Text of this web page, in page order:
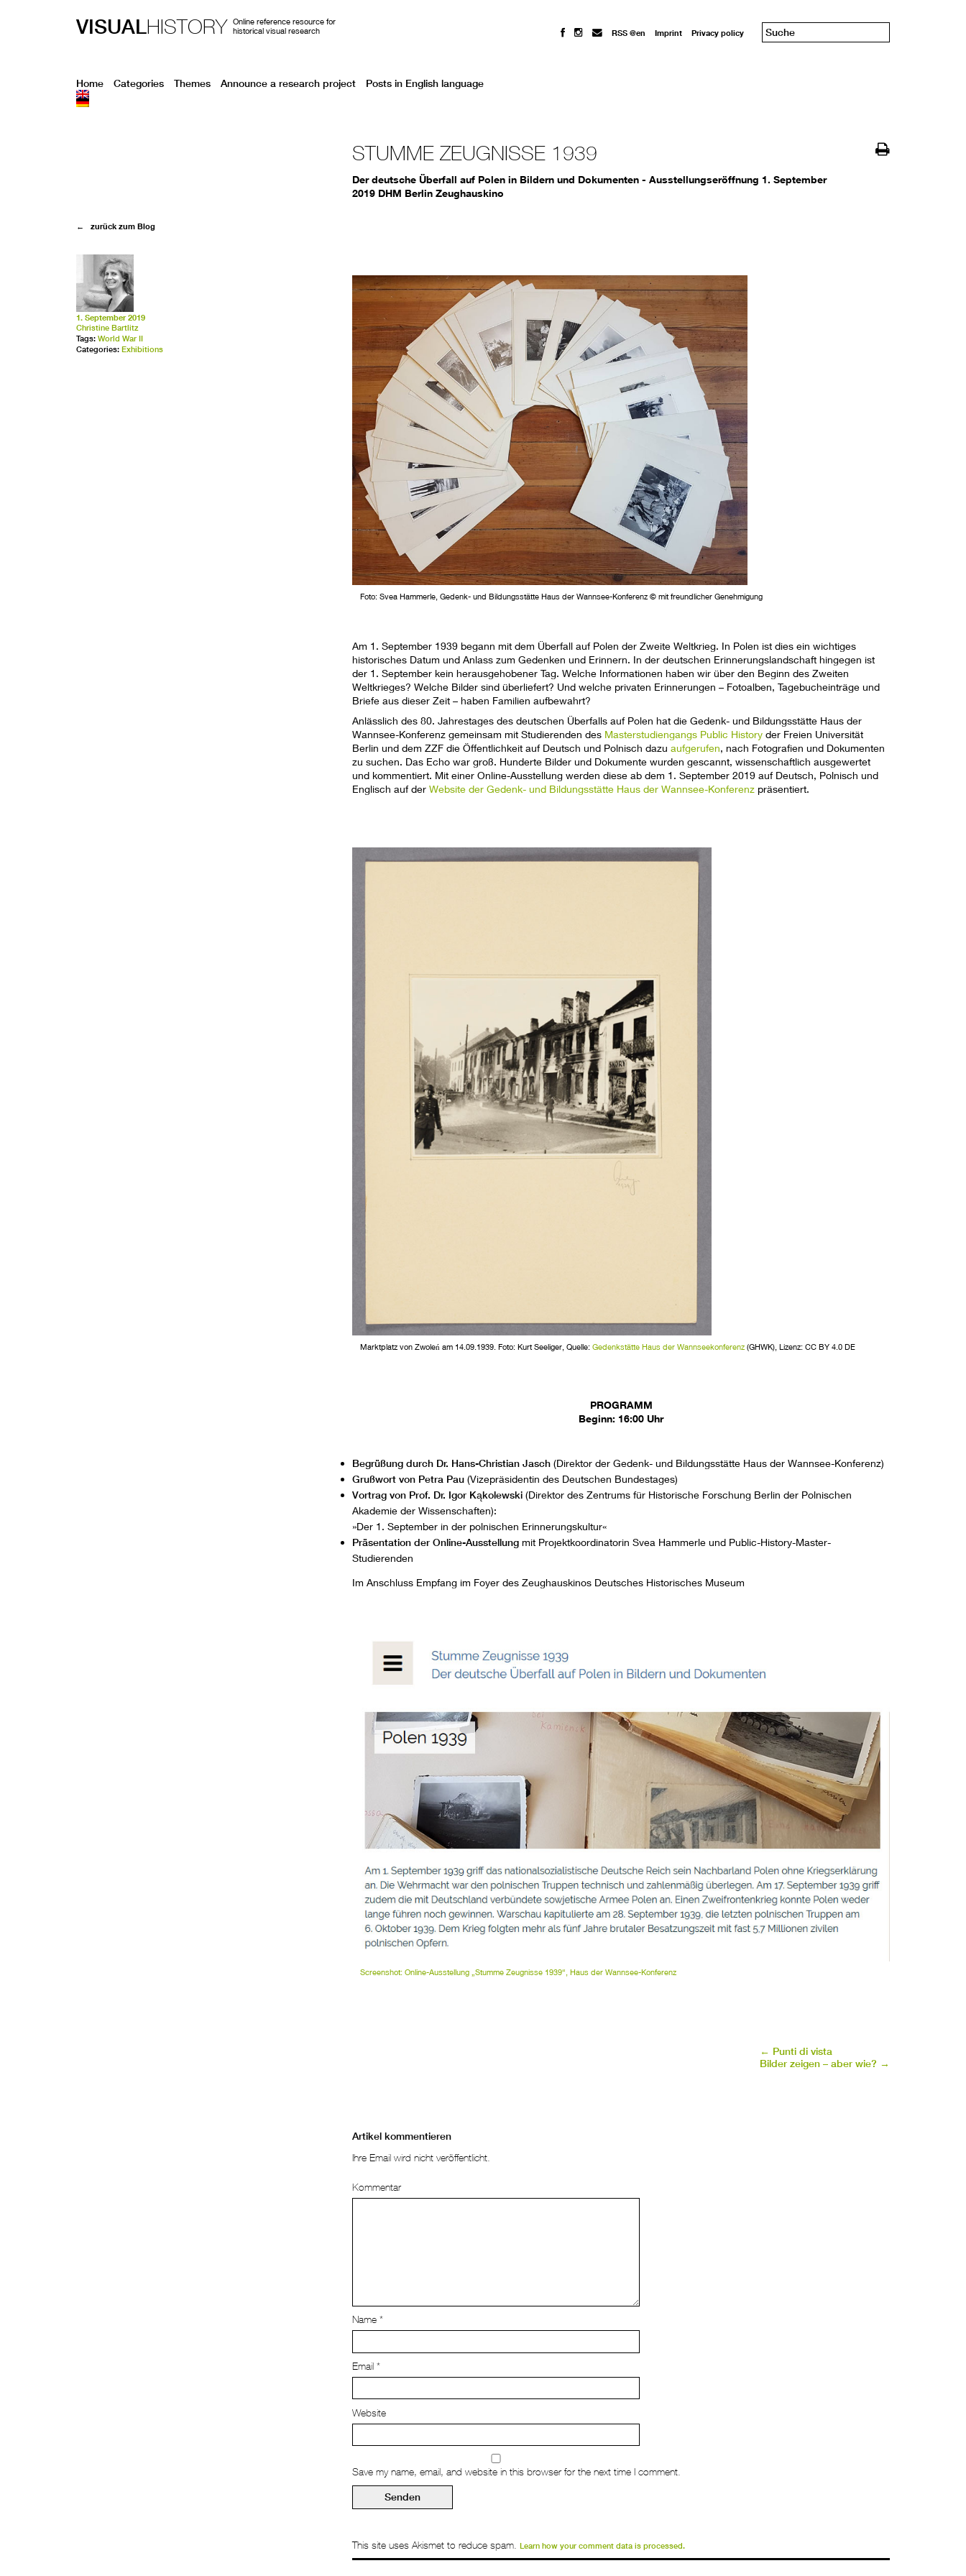
VISUALHISTORY
Online reference resource for
historical visual research
RSS @en Imprint Privacy policy
Home Categories Themes Announce a research project Posts in English language
STUMME ZEUGNISSE 1939
Der deutsche Überfall auf Polen in Bildern und Dokumenten - Ausstellungseröffnung 1. September
2019 DHM Berlin Zeughauskino
Foto: Svea Hammerle, Gedenk- und Bildungsstätte Haus der Wannsee-Konferenz © mit freundlicher Genehmigung
Am 1. September 1939 begann mit dem Überfall auf Polen der Zweite Weltkrieg. In Polen ist dies ein wichtiges
historisches Datum und Anlass zum Gedenken und Erinnern. In der deutschen Erinnerungslandschaft hingegen ist
der 1. September kein herausgehobener Tag. Welche Informationen haben wir über den Beginn des Zweiten
Weltkrieges? Welche Bilder sind überliefert? Und welche privaten Erinnerungen – Fotoalben, Tagebucheinträge und
Briefe aus dieser Zeit – haben Familien aufbewahrt?
Anlässlich des 80. Jahrestages des deutschen Überfalls auf Polen hat die Gedenk- und Bildungsstätte Haus der
Wannsee-Konferenz gemeinsam mit Studierenden des Masterstudiengangs Public History der Freien Universität
Berlin und dem ZZF die Öffentlichkeit auf Deutsch und Polnisch dazuaufgerufen, nach Fotografien und Dokumenten
zu suchen. Das Echo war groß. Hunderte Bilder und Dokumente wurden gescannt, wissenschaftlich ausgewertet
und kommentiert. Mit einer Online-Ausstellung werden diese ab dem 1. September 2019 auf Deutsch, Polnisch und
Englisch auf derWebsite der Gedenk- und Bildungsstätte Haus der Wannsee-Konferenz präsentiert.
Marktplatz von Zwoleń am 14.09.1939. Foto: Kurt Seeliger, Quelle: Gedenkstätte Haus der Wannseekonferenz(GHWK), Lizenz: CC BY 4.0 DE
PROGRAMM
Beginn: 16:00 Uhr
Begrüßung durch Dr. Hans-Christian Jasch (Direktor der Gedenk- und Bildungsstätte Haus der Wannsee-Konferenz)
Grußwort von Petra Pau (Vizepräsidentin des Deutschen Bundestages)
Vortrag von Prof. Dr. Igor Kąkolewski (Direktor des Zentrums für Historische Forschung Berlin der Polnischen
Akademie der Wissenschaften):
»Der 1. September in der polnischen Erinnerungskultur«
Präsentation der Online-Ausstellung mit Projektkoordinatorin Svea Hammerle und Public-History-Master-
Studierenden
Im Anschluss Empfang im Foyer des Zeughauskinos Deutsches Historisches Museum
Screenshot: Online-Ausstellung „Stumme Zeugnisse 1939“, Haus der Wannsee-Konferenz
← zurück zum Blog
1. September 2019
Christine Bartlitz
Tags: World War II
Categories: Exhibitions
← Punti di vista
Bilder zeigen – aber wie? →
Artikel kommentieren
Ihre Email wird nicht veröffentlicht.
Kommentar
Name*
Email*
Website
Save my name, email, and website in this browser for the next time I comment.
This site uses Akismet to reduce spam.Learn how your comment data is processed.